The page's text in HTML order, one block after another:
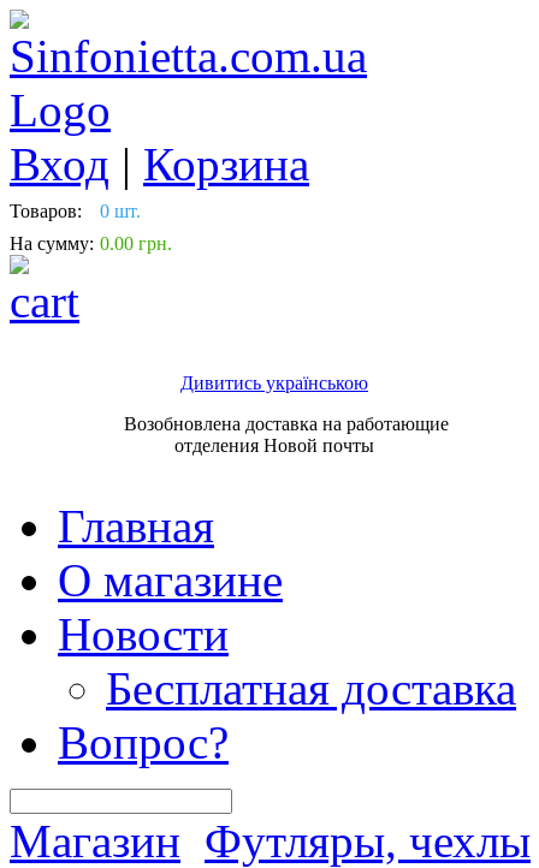
Вход | Корзина
Товаров:
0 шт.
На сумму: 0.00 грн.
Дивитись українською
Возобновлена доставка на работающие
отделения Новой почты
Главная
О магазине
Новости
Бесплатная доставка
Вопрос?
Магазин Футляры, чехлы